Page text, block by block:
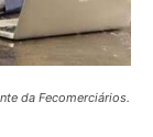
da Fecomerciários.